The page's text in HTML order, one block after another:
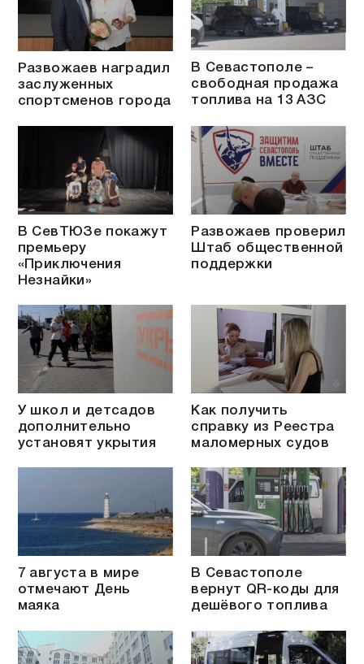
Развожаев наградил
заслуженных
спортсменов города
В Севастополе –
свободная продажа
топлива на 13 АЗС
В СевТЮЗе покажут
премьеру
«Приключения
Незнайки»
Развожаев проверил
Штаб общественной
поддержки
У школ и детсадов
дополнительно
установят укрытия
Как получить
справку из Реестра
маломерных судов
7 августа в мире
отмечают День
маяка
В Севастополе
вернут QR-коды для
дешёвого топлива